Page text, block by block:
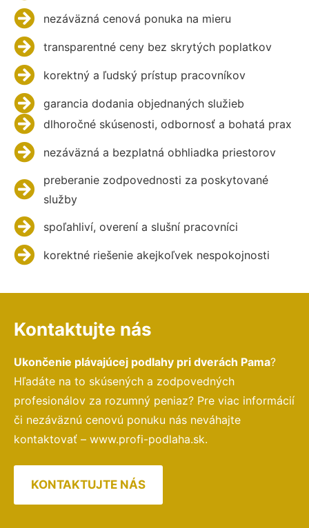
nezáväzná cenová ponuka na mieru
transparentné ceny bez skrytých poplatkov
korektný a ľudský prístup pracovníkov
garancia dodania objednaných služieb
dlhoročné skúsenosti, odbornosť a bohatá prax
nezáväzná a bezplatná obhliadka priestorov
preberanie zodpovednosti za poskytované
služby
spoľahliví, overení a slušní pracovníci
korektné riešenie akejkoľvek nespokojnosti
Kontaktujte nás
Ukončenie plávajúcej podlahy pri dverách Pama?
Hľadáte na to skúsených a zodpovedných
profesionálov za rozumný peniaz? Pre viac informácií
či nezáväznú cenovú ponuku nás neváhajte
kontaktovať – www.profi-podlaha.sk.
KONTAKTUJTE NÁS